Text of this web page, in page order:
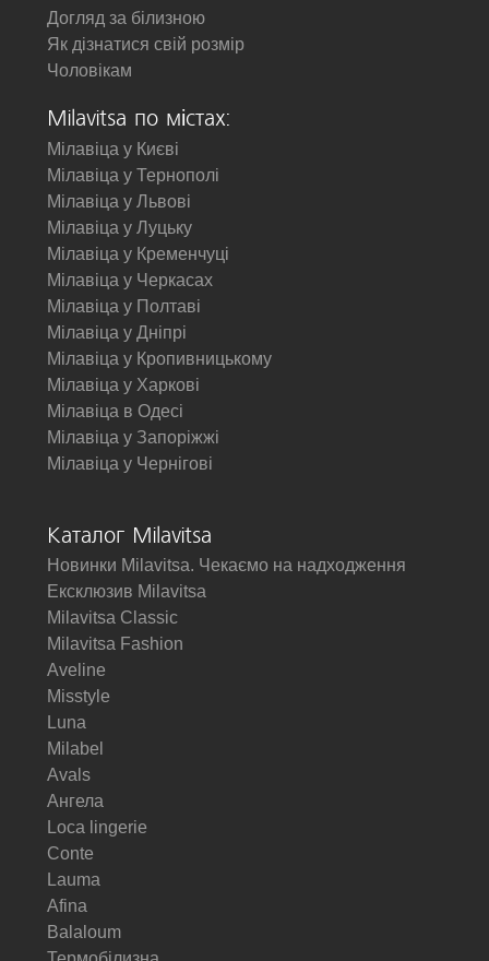
Догляд за білизною
Як дізнатися свій розмір
Чоловікам
Milavitsa по містах:
Мілавіца у Києві
Мілавіца у Тернополі
Мілавіца у Львові
Мілавіца у Луцьку
Мілавіца у Кременчуці
Мілавіца у Черкасах
Мілавіца у Полтаві
Мілавіца у Дніпрі
Мілавіца у Кропивницькому
Мілавіца у Харкові
Мілавіца в Одесі
Мілавіца у Запоріжжі
Мілавіца у Чернігові
Каталог Milavitsa
Новинки Milavitsa. Чекаємо на надходження
Ексклюзив Milavitsa
Milavitsa Classic
Milavitsa Fashion
Aveline
Misstyle
Luna
Milabel
Avals
Ангела
Loca lingerie
Conte
Lauma
Afina
Balaloum